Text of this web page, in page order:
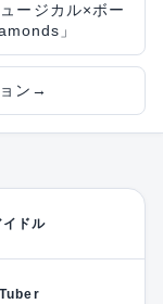
ージカル×ボー
」
ン →
イドル